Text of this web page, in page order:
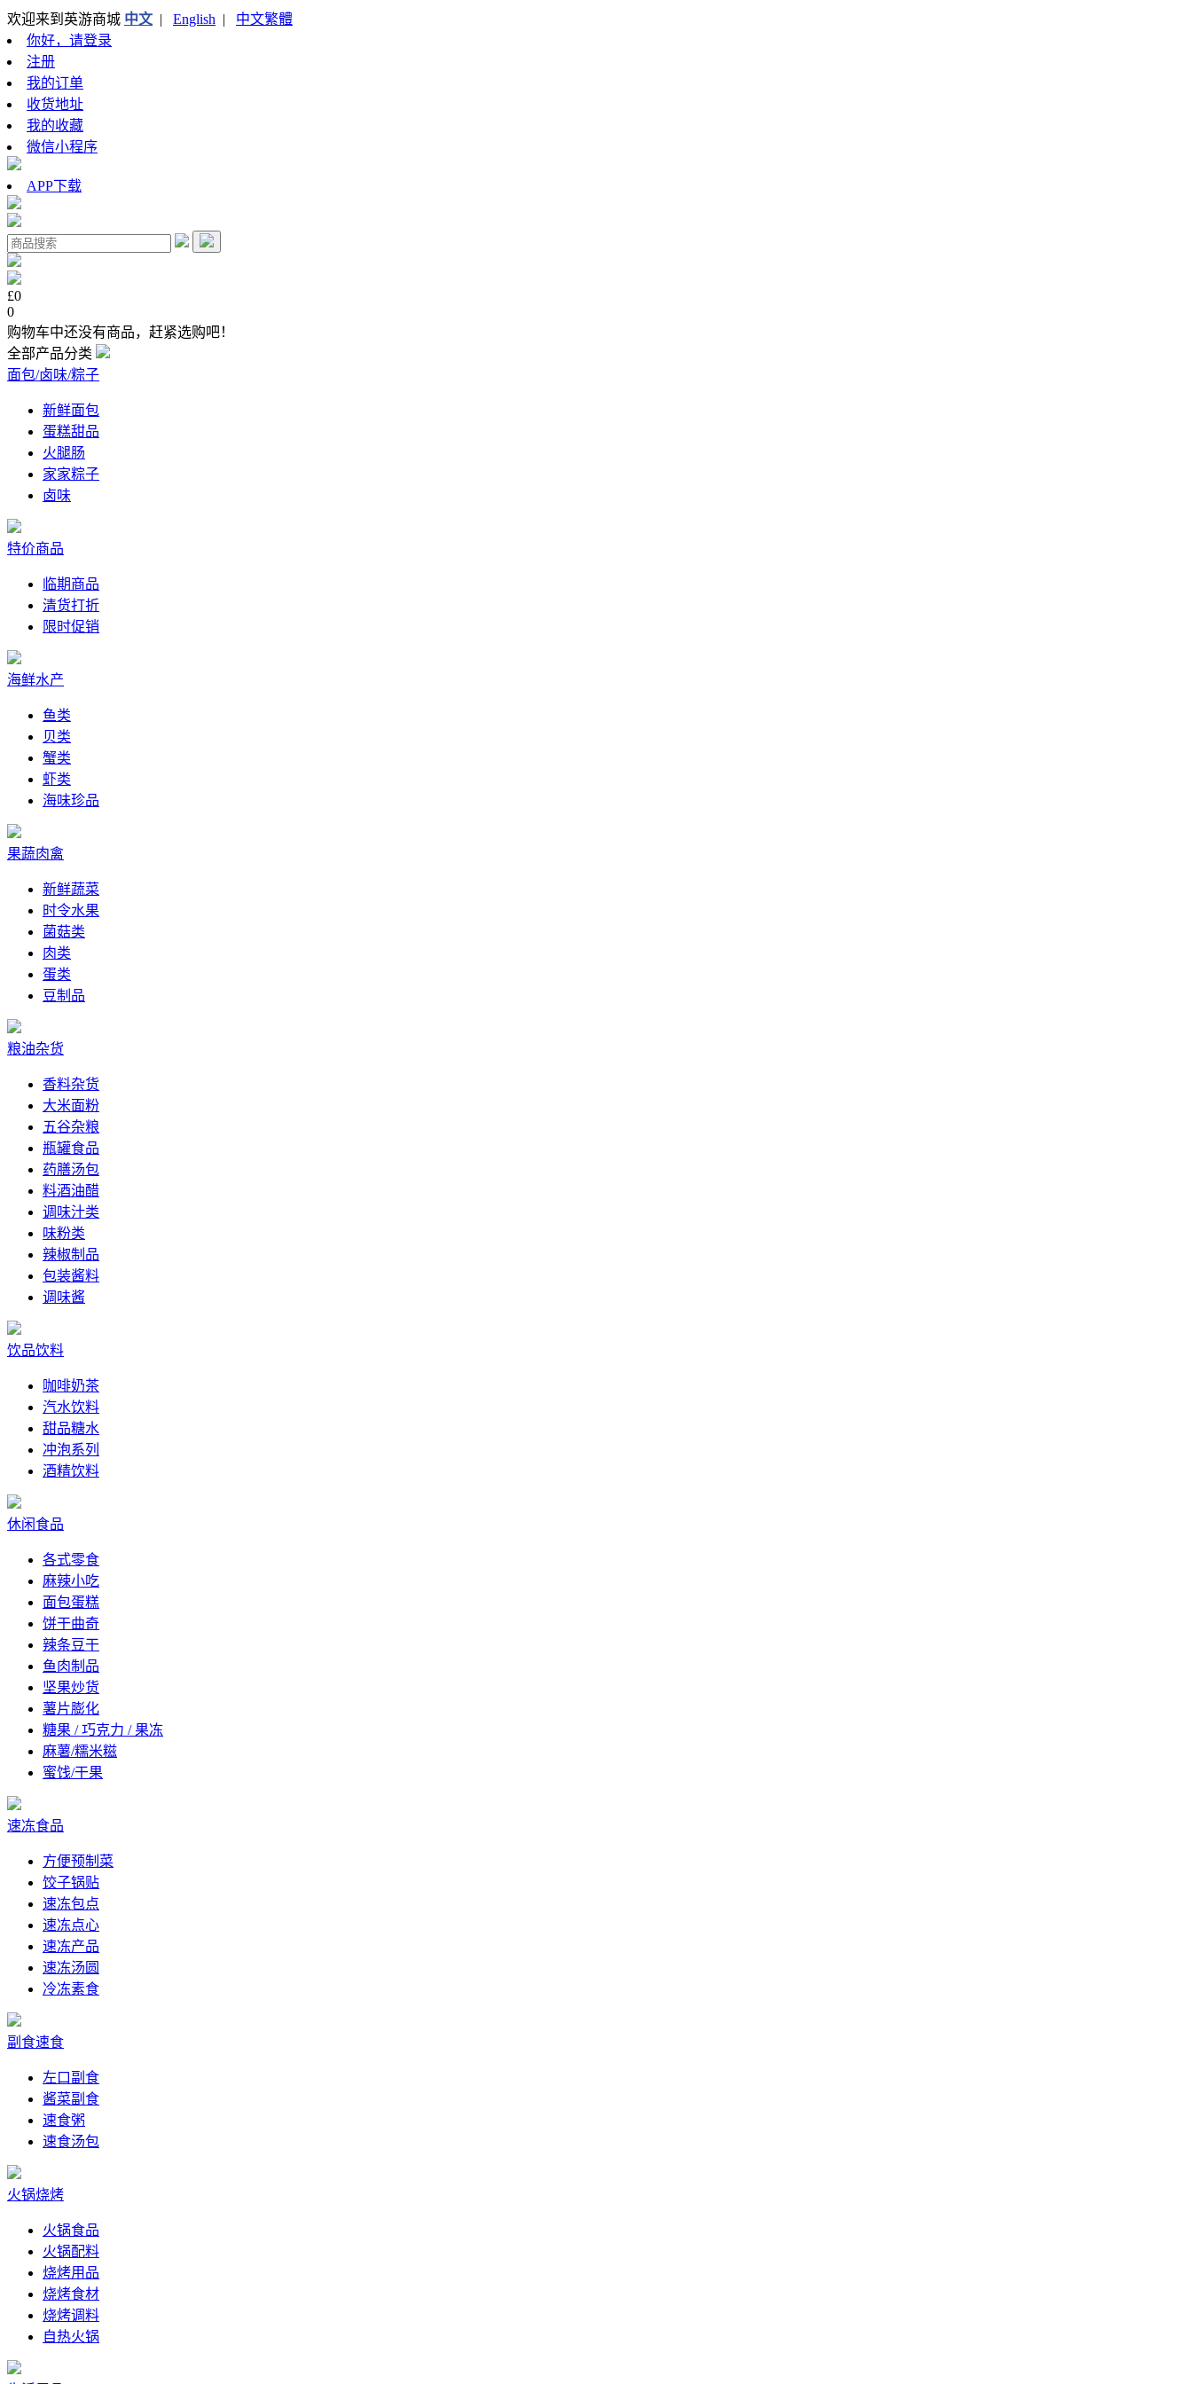
欢迎来到英游商城 中文 | English | 中文繁體
你好，请登录
注册
我的订单
收货地址
我的收藏
微信小程序
APP下载
£0
0
购物车中还没有商品，赶紧选购吧！
全部产品分类
面包/卤味/粽子
新鲜面包
蛋糕甜品
火腿肠
家家粽子
卤味
特价商品
临期商品
清货打折
限时促销
海鲜水产
鱼类
贝类
蟹类
虾类
海味珍品
果蔬肉禽
新鲜蔬菜
时令水果
菌菇类
肉类
蛋类
豆制品
粮油杂货
香料杂货
大米面粉
五谷杂粮
瓶罐食品
药膳汤包
料酒油醋
调味汁类
味粉类
辣椒制品
包装酱料
调味酱
饮品饮料
咖啡奶茶
汽水饮料
甜品糖水
冲泡系列
酒精饮料
休闲食品
各式零食
麻辣小吃
面包蛋糕
饼干曲奇
辣条豆干
鱼肉制品
坚果炒货
薯片膨化
糖果 / 巧克力 / 果冻
麻薯/糯米糍
蜜饯/干果
速冻食品
方便预制菜
饺子锅贴
速冻包点
速冻点心
速冻产品
速冻汤圆
冷冻素食
副食速食
左口副食
酱菜副食
速食粥
速食汤包
火锅烧烤
火锅食品
火锅配料
烧烤用品
烧烤食材
烧烤调料
自热火锅